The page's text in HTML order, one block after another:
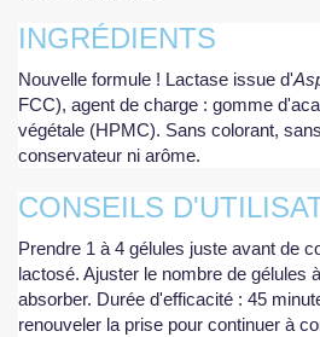
INGRÉDIENTS
Nouvelle formule ! Lactase issue d'
FCC), agent de charge : gomme
végétale (HPMC). Sans colorant,
conservateur ni arôme.
CONSEILS
Prendre 1 à 4 gélules juste avant de
lactosé. Ajuster le nombre de gélules
absorber. Durée d'efficacité : 45
renouveler la prise pour continuer à